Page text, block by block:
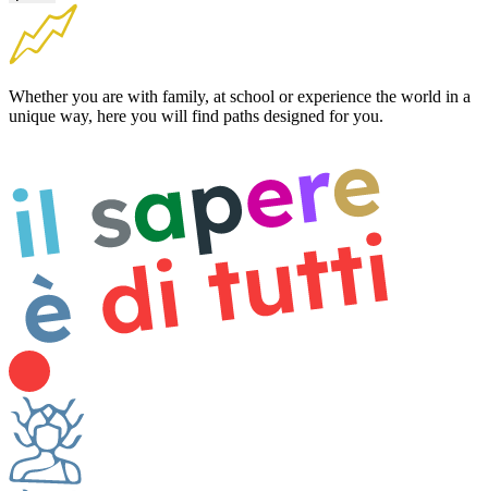
Whether you are with family, at school or experience the world in a
unique way, here you will find paths designed for you.